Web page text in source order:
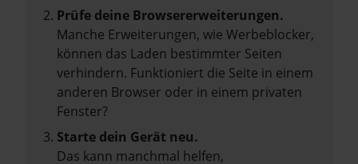
Prüfe deine Browsererweiterungen.
Manche Erweiterungen, wie Werbeblocker,
können das Laden bestimmter Seiten
verhindern. Funktioniert die Seite in einem
anderen Browser oder in einem privaten
Fenster?
Starte dein Gerät neu.
Das kann manchmal helfen,